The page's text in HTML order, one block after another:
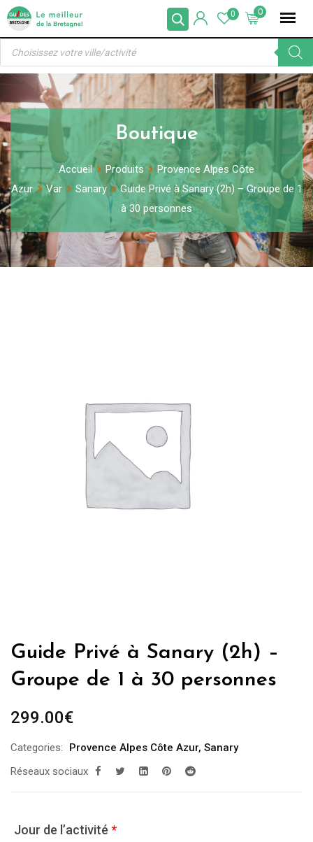
Skip
content
0
0
Recherche
produits
Boutique
Accueil Produits
Provence Alpes Côte
Azur
Var Sanary
Guide Privé à Sanary (2h) – Groupe de 1
à 30 personnes
Guide Privé à Sanary (2h) –
Groupe de 1 à 30 personnes
299.00€
Categories: Provence Alpes Côte Azur, Sanary
Réseaux sociaux
Jour de l’activité *